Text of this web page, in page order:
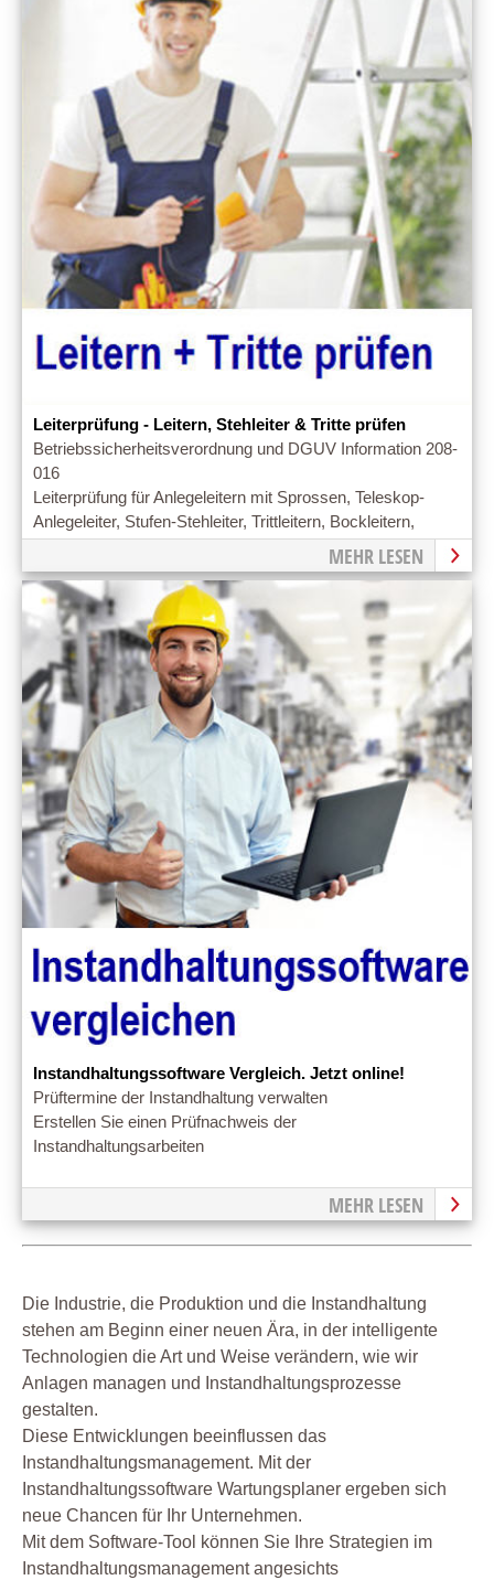
Leiterprüfung - Leitern, Stehleiter & Tritte prüfen
Betriebssicherheitsverordnung und DGUV Information 208-
016
Leiterprüfung für Anlegeleitern mit Sprossen, Teleskop-
Anlegeleiter, Stufen-Stehleiter, Trittleitern, Bockleitern,
MEHR LESEN
Instandhaltungssoftware Vergleich. Jetzt online!
Prüftermine der Instandhaltung verwalten
Erstellen Sie einen Prüfnachweis der
Instandhaltungsarbeiten
MEHR LESEN
Die Industrie, die Produktion und die Instandhaltung
stehen am Beginn einer neuen Ära, in der intelligente
Technologien die Art und Weise verändern, wie wir
Anlagen managen und Instandhaltungsprozesse
gestalten.
Diese Entwicklungen beeinflussen das
Instandhaltungsmanagement. Mit der
Instandhaltungssoftware Wartungsplaner ergeben sich
neue Chancen für Ihr Unternehmen.
Mit dem Software-Tool können Sie Ihre Strategien im
Instandhaltungsmanagement angesichts